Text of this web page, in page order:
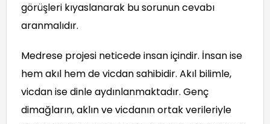
görüşleri kıyaslanarak bu sorunun cevabı
aranmalıdır.
Medrese projesi neticede insan içindir. İnsan ise
hem akıl hem de vicdan sahibidir. Akıl bilimle,
vicdan ise dinle aydınlanmaktadır. Genç
dimağların, aklın ve vicdanın ortak verileriyle